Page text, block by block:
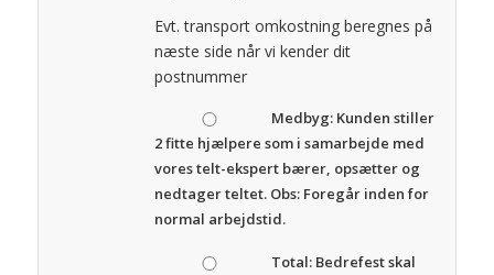
Evt. transport omkostning beregnes på
næste side når vi kender dit
postnummer
Medbyg: Kunden stiller
2 fitte hjælpere som i samarbejde med
vores telt-ekspert bærer, opsætter og
nedtager teltet. Obs: Foregår inden for
normal arbejdstid.
Total: Bedrefest skal